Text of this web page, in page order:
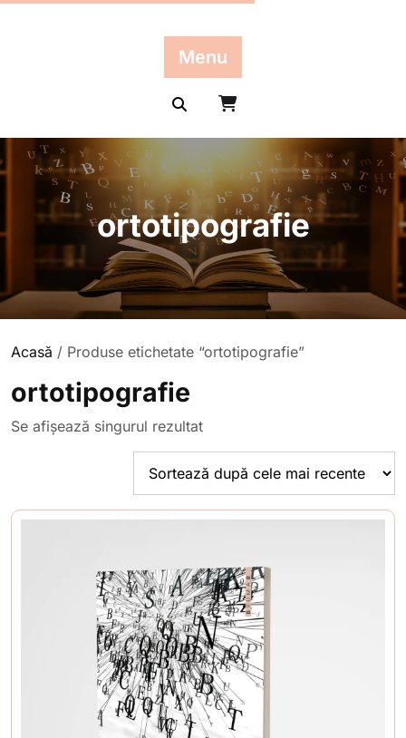
Menu
ortotipografie
Acasă / Produse etichetate “ortotipografie”
ortotipografie
Se afișează singurul rezultat